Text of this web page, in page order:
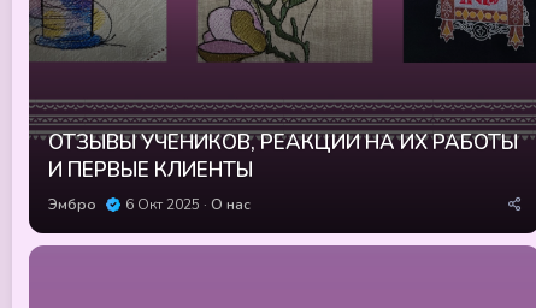
ОТЗЫВЫ УЧЕНИКОВ, РЕАКЦИИ НА ИХ РАБОТЫ
И ПЕРВЫЕ КЛИЕНТЫ
Эмбро 6 Окт 2025 О нас